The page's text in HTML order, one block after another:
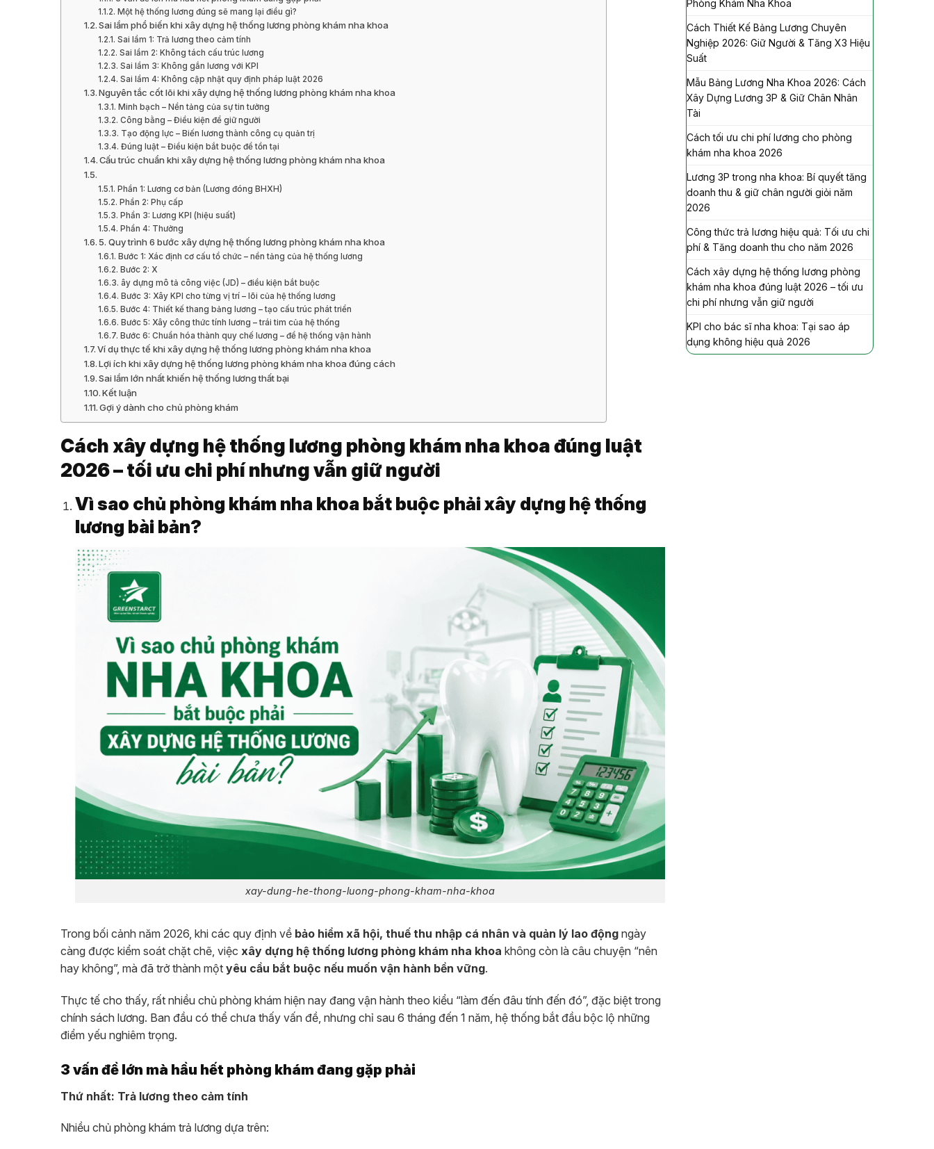
Một hệ thống lương đúng sẽ mang lại điều gì?
Sai lầm phổ biến khi xây dựng hệ thống lương phòng khám nha khoa
Sai lầm 1: Trả lương theo cảm tính
Sai lầm 2: Không tách cấu trúc lương
Sai lầm 3: Không gắn lương với KPI
Sai lầm 4: Không cập nhật quy định pháp luật 2026
Nguyên tắc cốt lõi khi xây dựng hệ thống lương phòng khám nha khoa
Minh bạch – Nền tảng của sự tin tưởng
Công bằng – Điều kiện để giữ người
Tạo động lực – Biến lương thành công cụ quản trị
Đúng luật – Điều kiện bắt buộc để tồn tại
Cấu trúc chuẩn khi xây dựng hệ thống lương phòng khám nha khoa
Phần 1: Lương cơ bản (Lương đóng BHXH)
Phần 2: Phụ cấp
Phần 3: Lương KPI (hiệu suất)
Phần 4: Thưởng
5. Quy trình 6 bước xây dựng hệ thống lương phòng khám nha khoa
Bước 1: Xác định cơ cấu tổ chức – nền tảng của hệ thống lương
Bước 2: X
ây dựng mô tả công việc (JD) – điều kiện bắt buộc
Bước 3: Xây KPI cho từng vị trí – lõi của hệ thống lương
Bước 4: Thiết kế thang bảng lương – tạo cấu trúc phát triển
Bước 5: Xây công thức tính lương – trái tim của hệ thống
Bước 6: Chuẩn hóa thành quy chế lương – để hệ thống vận hành
Ví dụ thực tế khi xây dựng hệ thống lương phòng khám nha khoa
Lợi ích khi xây dựng hệ thống lương phòng khám nha khoa đúng cách
Sai lầm lớn nhất khiến hệ thống lương thất bại
Kết luận
Gợi ý dành cho chủ phòng khám
Cách xây dựng hệ thống lương phòng khám nha khoa đúng luật
2026 – tối ưu chi phí nhưng vẫn giữ người
Vì sao chủ phòng khám nha khoa bắt buộc phải xây dựng hệ thống
lương bài bản?
xay-dung-he-thong-luong-phong-kham-nha-khoa
Trong bối cảnh năm 2026, khi các quy định về bảo hiểm xã hội, thuế thu nhập cá nhân và quản lý lao động ngày
càng được kiểm soát chặt chẽ, việc xây dựng hệ thống lương phòng khám nha khoa không còn là câu chuyện “nên
hay không”, mà đã trở thành một yêu cầu bắt buộc nếu muốn vận hành bền vững.
Thực tế cho thấy, rất nhiều chủ phòng khám hiện nay đang vận hành theo kiểu “làm đến đâu tính đến đó”, đặc biệt trong
chính sách lương. Ban đầu có thể chưa thấy vấn đề, nhưng chỉ sau 6 tháng đến 1 năm, hệ thống bắt đầu bộc lộ những
điểm yếu nghiêm trọng.
3 vấn đề lớn mà hầu hết phòng khám đang gặp phải
Thứ nhất: Trả lương theo cảm tính
Nhiều chủ phòng khám trả lương dựa trên:
Phòng Khám Nha Khoa
Cách Thiết Kế Bảng Lương Chuyên
Nghiệp 2026: Giữ Người & Tăng X3 Hiệu
Suất
Mẫu Bảng Lương Nha Khoa 2026: Cách
Xây Dựng Lương 3P & Giữ Chân Nhân
Tài
Cách tối ưu chi phí lương cho phòng
khám nha khoa 2026
Lương 3P trong nha khoa: Bí quyết tăng
doanh thu & giữ chân người giỏi năm
2026
Công thức trả lương hiệu quả: Tối ưu chi
phí & Tăng doanh thu cho năm 2026
Cách xây dựng hệ thống lương phòng
khám nha khoa đúng luật 2026 – tối ưu
chi phí nhưng vẫn giữ người
KPI cho bác sĩ nha khoa: Tại sao áp
dụng không hiệu quả 2026